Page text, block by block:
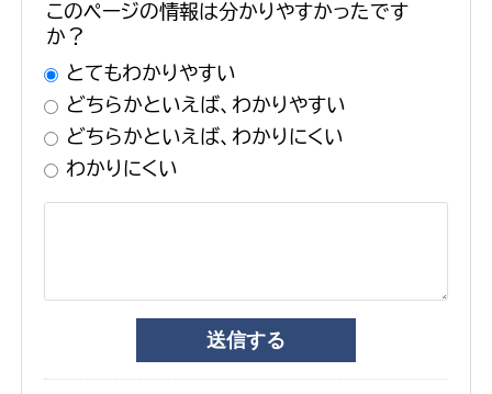
このページの情報は分かりやすかったです
か？
とてもわかりやすい
どちらかといえば、わかりやすい
どちらかといえば、わかりにくい
わかりにくい